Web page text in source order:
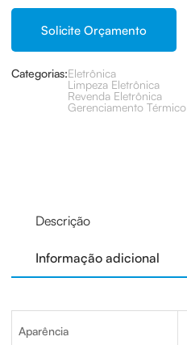
Solicite Orçamento
Categorias:Eletrônica
Limpeza Eletrônica
Revenda Eletrônica
Gerenciamento Térmico
Descrição
Informação adicional
Aparência